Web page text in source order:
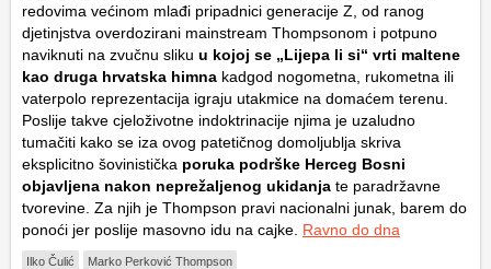
redovima većinom mlađi pripadnici generacije Z, od ranog
djetinjstva overdozirani mainstream Thompsonom i potpuno
naviknuti na zvučnu sliku u kojoj se „Lijepa li si“ vrti maltene
kao druga hrvatska himna kadgod nogometna, rukometna ili
vaterpolo reprezentacija igraju utakmice na domaćem terenu.
Poslije takve cjeloživotne indoktrinacije njima je uzaludno
tumačiti kako se iza ovog patetičnog domoljublja skriva
eksplicitno šovinistička poruka podrške Herceg Bosni
objavljena nakon neprežaljenog ukidanja te paradržavne
tvorevine. Za njih je Thompson pravi nacionalni junak, barem do
ponoći jer poslije masovno idu na cajke. Ravno do dna
Ilko Čulić Marko Perković Thompson